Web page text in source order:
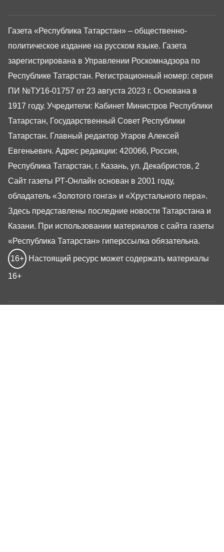
Газета «Республика Татарстан» – общественно-
политическое издание на русском языке. Газета
зарегистрирована в Управлении Роскомнадзора по
Республике Татарстан. Регистрационный номер: серия
ПИ №ТУ16-01757 от 23 августа 2023 г. Основана в
1917 году. Учредители: Кабинет Министров Республики
Татарстан, Государственный Совет Республики
Татарстан. Главный редактор Угаров Алексей
Евгеньевич. Адрес редакции: 420066, Россия,
Республика Татарстан, г. Казань, ул. Декабристов, 2
Сайт газеты РТ-Онлайн основан в 2001 году,
обладатель «Золотого гонга» и «Хрустального пера».
Здесь представлены последние новости Татарстана и
Казани. При использовании материалов с сайта газеты
«Республика Татарстан» гиперссылка обязательна.
16+ Настоящий ресурс может содержать материалы
16+